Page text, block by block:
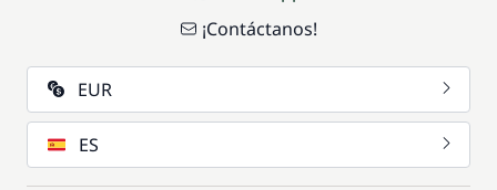
¡Contáctanos!
EUR
ES